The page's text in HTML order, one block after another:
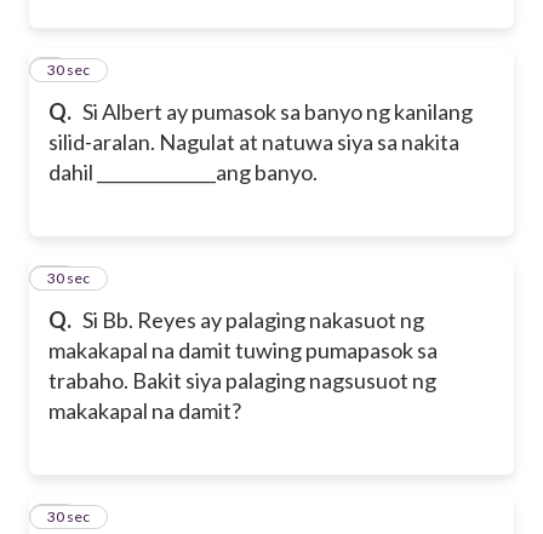
Q. Si Albert ay pumasok sa banyo ng kanilang
silid-aralan. Nagulat at natuwa siya sa nakita
dahil ______________ang banyo.
9
30 sec
Q. Si Bb. Reyes ay palaging nakasuot ng
makakapal na damit tuwing pumapasok sa
trabaho. Bakit siya palaging nagsusuot ng
makakapal na damit?
10
30 sec
11
30 sec